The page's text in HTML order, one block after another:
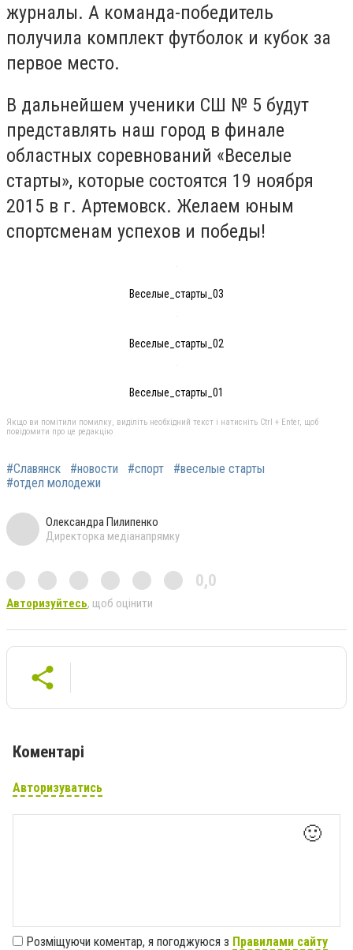
журналы. А команда-победитель
получила комплект футболок и кубок за
первое место.
В дальнейшем ученики СШ № 5 будут
представлять наш город в финале
областных соревнований «Веселые
старты», которые состоятся 19 ноября
2015 в г. Артемовск. Желаем юным
спортсменам успехов и победы!
Веселые_старты_03
Веселые_старты_02
Веселые_старты_01
Якщо ви помітили помилку, виділіть необхідний текст і натисніть Ctrl + Enter, щоб
повідомити про це редакцію
#Славянск #новости #спорт
#веселые старты
#отдел молодежи
Олександра Пилипенко
Директорка медіанапрямку
0,0
Авторизуйтесь, щоб оцінити
Коментарі
Авторизуватись
🙂
Розміщуючи коментар, я погоджуюся з Правилами сайту